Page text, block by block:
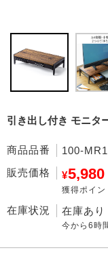
引き出し付き モニタ
商品品番
100-
販売価格
¥5,980
獲得ポイ
在庫状況 在庫あり
今から6時